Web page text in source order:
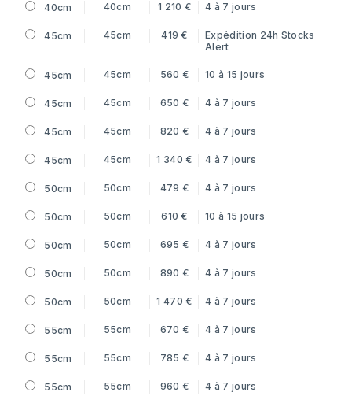
40cm 40cm 1 210 € 4 à 7 jours
45cm 45cm 419 € Expédition 24h Stocks
Alert
45cm 45cm 560 € 10 à 15 jours
45cm 45cm 650 € 4 à 7 jours
45cm 45cm 820 € 4 à 7 jours
45cm 45cm 1 340 € 4 à 7 jours
50cm 50cm 479 € 4 à 7 jours
50cm 50cm 610 € 10 à 15 jours
50cm 50cm 695 € 4 à 7 jours
50cm 50cm 890 € 4 à 7 jours
50cm 50cm 1 470 € 4 à 7 jours
55cm 55cm 670 € 4 à 7 jours
55cm 55cm 785 € 4 à 7 jours
55cm 55cm 960 € 4 à 7 jours